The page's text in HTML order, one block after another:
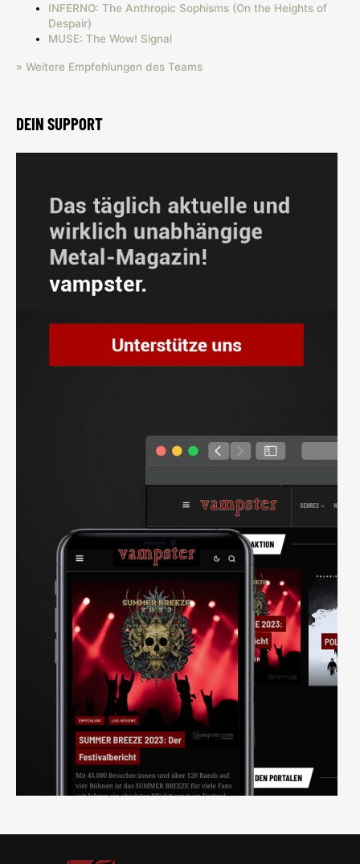
INFERNO: The Anthropic Sophisms (On the Heights of
Despair)
MUSE: The Wow! Signal
» Weitere Empfehlungen des Teams
DEIN SUPPORT